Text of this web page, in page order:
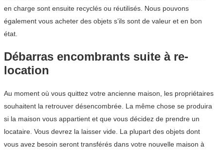
en charge sont ensuite recyclés ou réutilisés. Nous pouvons
également vous acheter des objets s’ils sont de valeur et en bon
état.
Débarras encombrants suite à re-
location
Au moment où vous quittez votre ancienne maison, les propriétaires
souhaitent la retrouver désencombrée. La même chose se produira
si la maison vous appartient et que vous décidez de prendre un
locataire. Vous devrez la laisser vide. La plupart des objets dont
vous avez besoin seront transférés dans votre nouvelle maison à